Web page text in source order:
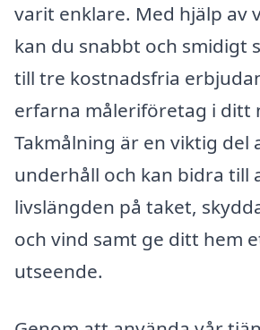
varit enklare. Med hjälp av
kan du snabbt och smidigt
till tre kostnadsfria
erfarna måleriföretag i ditt
Takmålning är en viktig del
underhåll och kan bidra till
livslängden på taket,
och vind samt ge ditt hem
utseende.